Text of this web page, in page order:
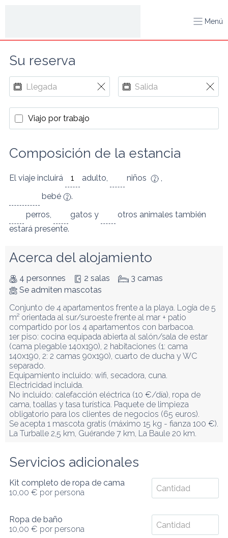
Menú
Su reserva
Viajo por trabajo
Composición de la estancia
El viaje incluirá adulto, niños
,
bebé
.
perros, gatos y otros animales también
estará presente.
Acerca del alojamiento
4 personnes 2 salas
3 camas
Se admiten mascotas
Conjunto de 4 apartamentos frente a la playa. Logia de 5
m² orientada al sur/suroeste frente al mar + patio
compartido por los 4 apartamentos con barbacoa.
1er piso: cocina equipada abierta al salón/sala de estar
(cama plegable 140x190), 2 habitaciones (1: cama
140x190, 2: 2 camas 90x190), cuarto de ducha y WC
separado.
Equipamiento incluido: wifi, secadora, cuna.
Electricidad incluida.
No incluido: calefacción eléctrica (10 €/día), ropa de
cama, toallas y tasa turística. Paquete de limpieza
obligatorio para los clientes de negocios (65 euros).
Se acepta 1 mascota gratis (máximo 15 kg - fianza 100 €).
La Turballe 2,5 km, Guérande 7 km, La Baule 20 km.
Servicios adicionales
Kit completo de ropa de cama
10,00 € por persona
Ropa de baño
10,00 € por persona